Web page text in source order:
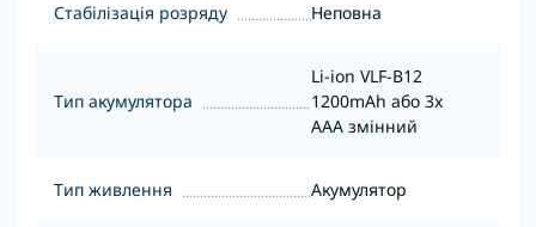
Стабілізація розряду Неповна
Тип акумулятора
Li-ion VLF-B12
1200mAh або 3x
AAA змінний
Тип живлення Акумулятор